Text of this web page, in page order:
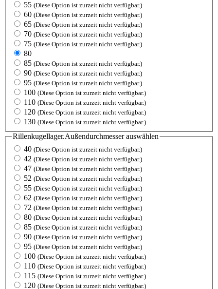
55 (Diese Option ist zurzeit nicht verfügbar.)
60 (Diese Option ist zurzeit nicht verfügbar.)
65 (Diese Option ist zurzeit nicht verfügbar.)
70 (Diese Option ist zurzeit nicht verfügbar.)
75 (Diese Option ist zurzeit nicht verfügbar.)
80
85 (Diese Option ist zurzeit nicht verfügbar.)
90 (Diese Option ist zurzeit nicht verfügbar.)
95 (Diese Option ist zurzeit nicht verfügbar.)
100 (Diese Option ist zurzeit nicht verfügbar.)
110 (Diese Option ist zurzeit nicht verfügbar.)
120 (Diese Option ist zurzeit nicht verfügbar.)
130 (Diese Option ist zurzeit nicht verfügbar.)
Rillenkugellager.Außendurchmesserauswählen
40 (Diese Option ist zurzeit nicht verfügbar.)
42 (Diese Option ist zurzeit nicht verfügbar.)
47 (Diese Option ist zurzeit nicht verfügbar.)
52 (Diese Option ist zurzeit nicht verfügbar.)
55 (Diese Option ist zurzeit nicht verfügbar.)
62 (Diese Option ist zurzeit nicht verfügbar.)
72 (Diese Option ist zurzeit nicht verfügbar.)
80 (Diese Option ist zurzeit nicht verfügbar.)
85 (Diese Option ist zurzeit nicht verfügbar.)
90 (Diese Option ist zurzeit nicht verfügbar.)
95 (Diese Option ist zurzeit nicht verfügbar.)
100 (Diese Option ist zurzeit nicht verfügbar.)
110 (Diese Option ist zurzeit nicht verfügbar.)
115 (Diese Option ist zurzeit nicht verfügbar.)
120 (Diese Option ist zurzeit nicht verfügbar.)